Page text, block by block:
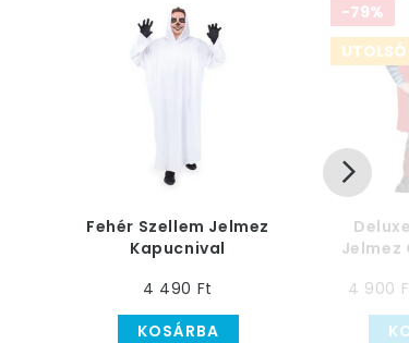
Fehér Szellem Jelmez
Kapucnival
4 490 Ft
KOSÁRBA
-79%
Jelmez
4 900